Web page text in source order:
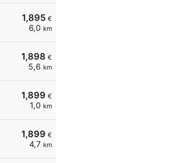
1,895 €
6,0 km
1,898 €
5,6 km
1,899 €
1,0 km
1,899 €
4,7 km